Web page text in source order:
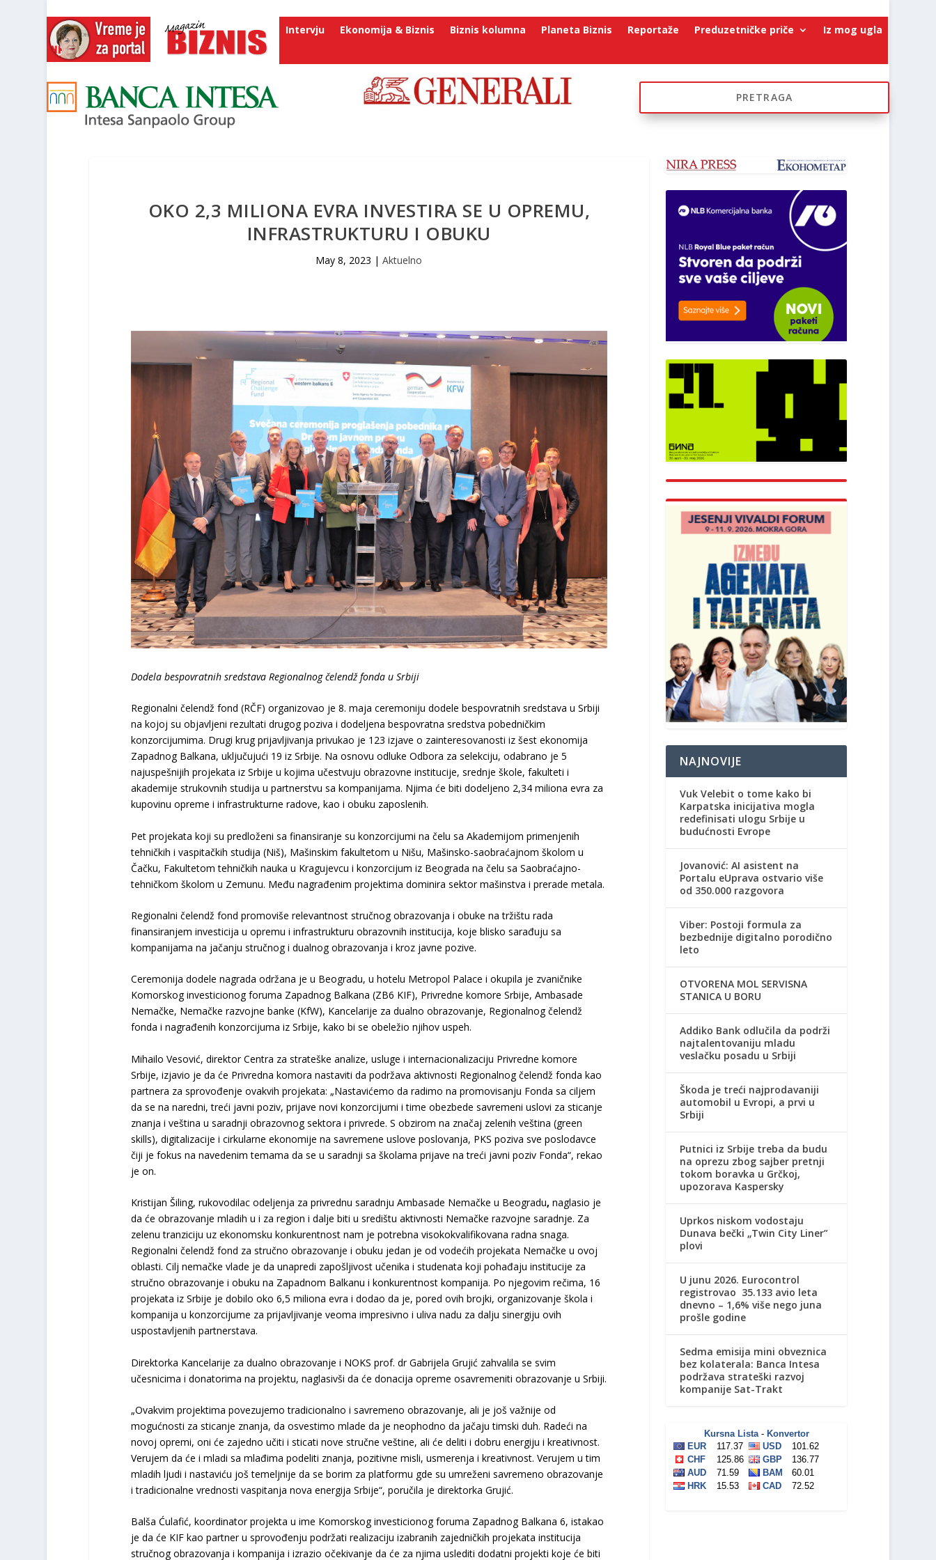
Intervju Ekonomija & Biznis Biznis kolumna Planeta Biznis Reportaže Preduzetničke priče Iz mog ugla
OKO 2,3 MILIONA EVRA INVESTIRA SE U OPREMU,
INFRASTRUKTURU I OBUKU
May 8, 2023 |Aktuelno
Dodela bespovratnih sredstava Regionalnog čelendž fonda u Srbiji
Regionalni čelendž fond (RČF) organizovao je 8. maja ceremoniju dodele bespovratnih sredstava u Srbiji
na kojoj su objavljeni rezultati drugog poziva i dodeljena bespovratna sredstva pobedničkim
konzorcijumima. Drugi krug prijavljivanja privukao je 123 izjave o zainteresovanosti iz šest ekonomija
Zapadnog Balkana, uključujući 19 iz Srbije. Na osnovu odluke Odbora za selekciju, odabrano je 5
najuspešnijih projekata iz Srbije u kojima učestvuju obrazovne institucije, srednje škole, fakulteti i
akademije strukovnih studija u partnerstvu sa kompanijama. Njima će biti dodeljeno 2,34 miliona evra za
kupovinu opreme i infrastrukturne radove, kao i obuku zaposlenih.
Pet projekata koji su predloženi sa finansiranje su konzorcijumi na čelu sa Akademijom primenjenih
tehničkih i vaspitačkih studija (Niš), Mašinskim fakultetom u Nišu, Mašinsko-saobraćajnom školom u
Čačku, Fakultetom tehničkih nauka u Kragujevcu i konzorcijum iz Beograda na čelu sa Saobraćajno-
tehničkom školom u Zemunu. Među nagrađenim projektima dominira sektor mašinstva i prerade metala.
Regionalni čelendž fond promoviše relevantnost stručnog obrazovanja i obuke na tržištu rada
finansiranjem investicija u opremu i infrastrukturu obrazovnih institucija, koje blisko sarađuju sa
kompanijama na jačanju stručnog i dualnog obrazovanja i kroz javne pozive.
Ceremonija dodele nagrada održana je u Beogradu, u hotelu Metropol Palace i okupila je zvaničnike
Komorskog investicionog foruma Zapadnog Balkana (ZB6 KIF), Privredne komore Srbije, Ambasade
Nemačke, Nemačke razvojne banke (KfW), Kancelarije za dualno obrazovanje, Regionalnog čelendž
fonda i nagrađenih konzorcijuma iz Srbije, kako bi se obeležio njihov uspeh.
Mihailo Vesović, direktor Centra za strateške analize, usluge i internacionalizaciju Privredne komore
Srbije, izjavio je da će Privredna komora nastaviti da podržava aktivnosti Regionalnog čelendž fonda kao
partnera za sprovođenje ovakvih projekata: „Nastavićemo da radimo na promovisanju Fonda sa ciljem
da se na naredni, treći javni poziv, prijave novi konzorcijumi i time obezbede savremeni uslovi za sticanje
znanja i veština u saradnji obrazovnog sektora i privrede. S obzirom na značaj zelenih veština (green
skills), digitalizacije i cirkularne ekonomije na savremene uslove poslovanja, PKS poziva sve poslodavce
čiji je fokus na navedenim temama da se u saradnji sa školama prijave na treći javni poziv Fonda“, rekao
je on.
Kristijan Šiling, rukovodilac odeljenja za privrednu saradnju Ambasade Nemačke u Beogradu, naglasio je
da će obrazovanje mladih u i za region i dalje biti u središtu aktivnosti Nemačke razvojne saradnje. Za
zelenu tranziciju uz ekonomsku konkurentnost nam je potrebna visokokvalifikovana radna snaga.
Regionalni čelendž fond za stručno obrazovanje i obuku jedan je od vodećih projekata Nemačke u ovoj
oblasti. Cilj nemačke vlade je da unapredi zapošljivost učenika i studenata koji pohađaju institucije za
stručno obrazovanje i obuku na Zapadnom Balkanu i konkurentnost kompanija. Po njegovim rečima, 16
projekata iz Srbije je dobilo oko 6,5 miliona evra i dodao da je, pored ovih brojki, organizovanje škola i
kompanija u konzorcijume za prijavljivanje veoma impresivno i uliva nadu za dalju sinergiju ovih
uspostavljenih partnerstava.
Direktorka Kancelarije za dualno obrazovanje i NOKS prof. dr Gabrijela Grujić zahvalila se svim
učesnicima i donatorima na projektu, naglasivši da će donacija opreme osavremeniti obrazovanje u Srbiji.
„Ovakvim projektima povezujemo tradicionalno i savremeno obrazovanje, ali je još važnije od
mogućnosti za sticanje znanja, da osvestimo mlade da je neophodno da jačaju timski duh. Radeći na
novoj opremi, oni će zajedno učiti i sticati nove stručne veštine, ali će deliti i dobru energiju i kreativnost.
Verujem da će i mladi sa mlađima podeliti znanja, pozitivne misli, usmerenja i kreativnost. Verujem u tim
mladih ljudi i nastaviću još temeljnije da se borim za platformu gde su umreženi savremeno obrazovanje
i tradicionalne vrednosti vaspitanja nova energija Srbije“, poručila je direktorka Grujić.
Balša Ćulafić, koordinator projekta u ime Komorskog investicionog foruma Zapadnog Balkana 6, istakao
je da će KIF kao partner u sprovođenju podržati realizaciju izabranih zajedničkih projekata institucija
stručnog obrazovanja i kompanija i izrazio očekivanje da će za njima uslediti dodatni projekti koje će biti
NAJNOVIJE
Vuk Velebit o tome kako bi
Karpatska inicijativa mogla
redefinisati ulogu Srbije u
budućnosti Evrope
Jovanović: AI asistent na
Portalu eUprava ostvario više
od 350.000 razgovora
Viber: Postoji formula za
bezbednije digitalno porodično
leto
OTVORENA MOL SERVISNA
STANICA U BORU
Addiko Bank odlučila da podrži
najtalentovaniju mladu
veslačku posadu u Srbiji
Škoda je treći najprodavaniji
automobil u Evropi, a prvi u
Srbiji
Putnici iz Srbije treba da budu
na oprezu zbog sajber pretnji
tokom boravka u Grčkoj,
upozorava Kaspersky
Uprkos niskom vodostaju
Dunava bečki „Twin City Liner”
plovi
U junu 2026. Eurocontrol
registrovao 35.133 avio leta
dnevno – 1,6% više nego juna
prošle godine
Sedma emisija mini obveznica
bez kolaterala: Banca Intesa
podržava strateški razvoj
kompanije Sat-Trakt